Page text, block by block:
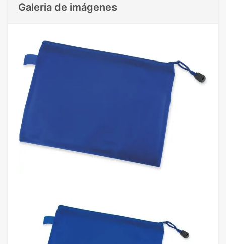
Galeria de imágenes